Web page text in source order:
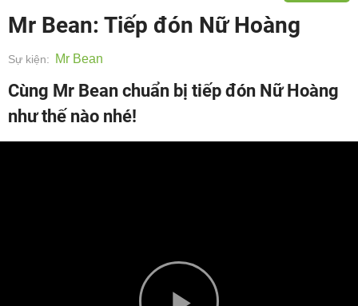
Mr Bean: Tiếp đón Nữ Hoàng
Sự kiện: Mr Bean
Cùng Mr Bean chuẩn bị tiếp đón Nữ Hoàng
như thế nào nhé!